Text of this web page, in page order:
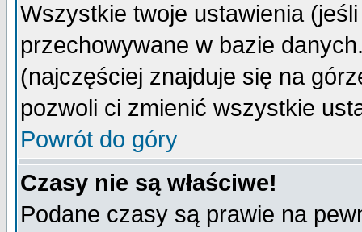
Wszystkie twoje ustawienia
przechowywane w bazie
(najczęściej znajduje się na
pozwoli ci zmienić wszystkie
Powrót do góry
Czasy nie są właściwe!
Podane czasy są prawie na